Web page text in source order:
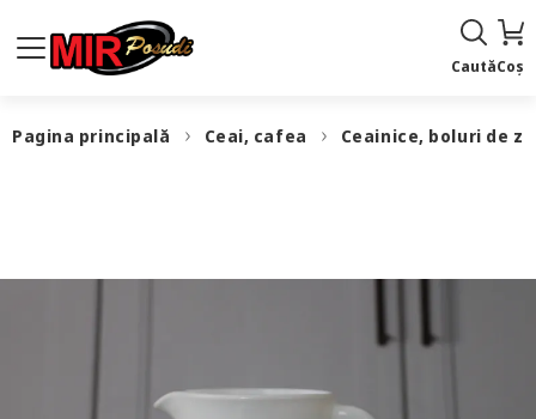
CautăCoș
Pagina principală Ceai, cafea Ceainice, boluri de